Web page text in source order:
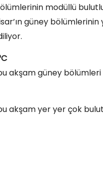
modüllü
güney
akşam güney
akşam yer yer çok